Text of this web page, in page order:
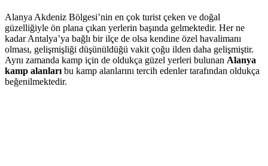
Alanya Akdeniz Bölgesi’nin en çok turist çeken ve doğal
güzelliğiyle ön plana çıkan yerlerin başında gelmektedir. Her ne
kadar Antalya’ya bağlı bir ilçe de olsa kendine özel havalimanı
olması, gelişmişliği düşünüldüğü vakit çoğu ilden daha gelişmiştir.
Aynı zamanda kamp için de oldukça güzel yerleri bulunan Alanya
kamp alanları bu kamp alanlarını tercih edenler tarafından oldukça
beğenilmektedir.